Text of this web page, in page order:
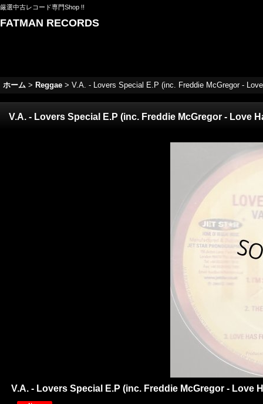
厳選中古レコード専門Shop !!
FATMAN RECORDS
ホーム > Reggae > V.A. - Lovers Special E.P (inc. Freddie McGregor -
V.A. - Lovers Special E.P (inc. Freddie McGregor - Love
V.A. - Lovers Special E.P (inc. Freddie McGregor - Love